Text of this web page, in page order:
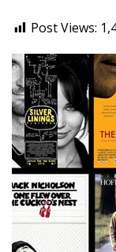
Post Views: